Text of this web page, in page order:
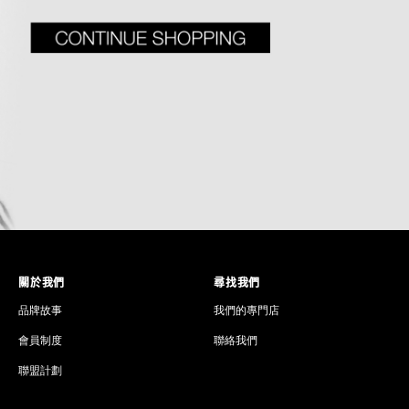
關於我們
品牌故事
會員制度
聯盟計劃
尋找我們
我們的專門店
聯絡我們